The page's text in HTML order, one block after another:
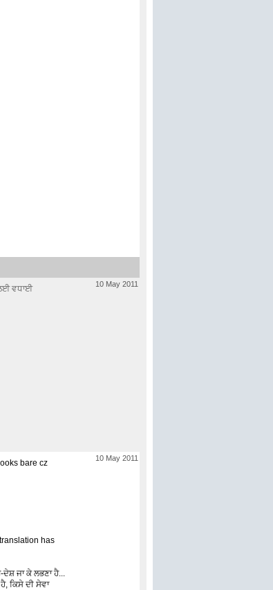
ਵਧਾਈ 10 May 2011
bare cz
has
ਜਾ ਕੇ ਲਭਣਾ ਹੈ...
ਕਿਸੇ ਦੀ ਸੇਵਾ
10 May 2011